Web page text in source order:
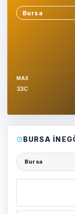
Sehir sec
MAX
33C
BURSA
Şehir seçin